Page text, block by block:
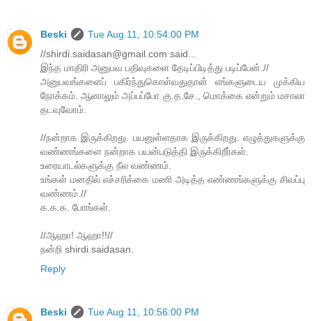
Beski
Tue Aug 11, 10:54:00 PM
//shirdi.saidasan@gmail.com said...
இந்த மாதிரி அனுபவ பதிவுகளை தேடிப்பிடித்து படிப்பேன்.//
அனுபவங்களைப் பகிர்ந்துகொள்வதுதான் எங்களுடைய முக்கிய
நோக்கம். ஆனாலும் அப்பப்போ கு.த.சே., மொக்கை என்றும் மசாலா
தடவுவோம்.
//நன்றாக இருக்கிறது. பயனுள்ளதாக இருக்கிறது. எழுத்துகளுக்கு
வண்ணங்களை நன்றாக பயன்படுத்தி இருக்கிறீர்கள்.
உரையாடல்களுக்கு நீல வண்ணம்.
உங்கள் மனதில் எச்சரிக்கை மணி அடித்த எண்ணங்களுக்கு சிவப்பு
வண்ணம்.//
க.க.க. போங்கள்.
//ஆஹா! ஆஹா!!//
நன்றி shirdi.saidasan.
Reply
Beski Tue Aug 11, 10:56:00 PM